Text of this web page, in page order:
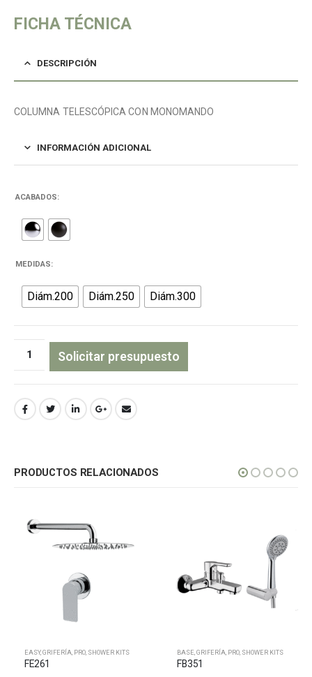
FICHA TÉCNICA
DESCRIPCIÓN
COLUMNA TELESCÓPICA CON MONOMANDO
INFORMACIÓN ADICIONAL
ACABADOS
MEDIDAS
Diám.200 Diám.250 Diám.300
Solicitar presupuesto
PRODUCTOS RELACIONADOS
EASY,GRIFERÍA PRO SHOWER KITS
FE261
BASE GRIFERÍA PRO SHOWER KITS
FB351